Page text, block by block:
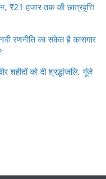
₹21 हजार तक की छात्रवृत्ति
रणनीति का संकेत है कारागार
शहीदों को दी श्रद्धांजलि, गूंजे